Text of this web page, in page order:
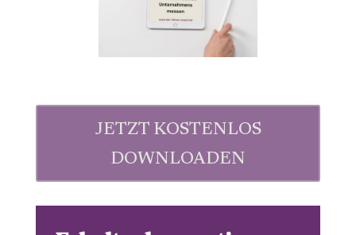
JETZT KOSTENLOS
DOWNLOADEN